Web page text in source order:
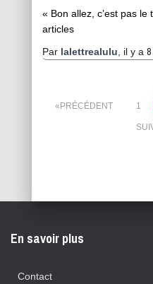
« Bon allez, c’est pas
articles
Par lalettrealulu , il y a
Pagination
PRÉCÉDENT 1
En savoir plus
Contact